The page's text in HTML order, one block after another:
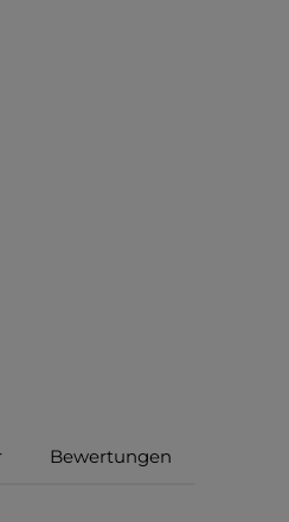
Bewertungen